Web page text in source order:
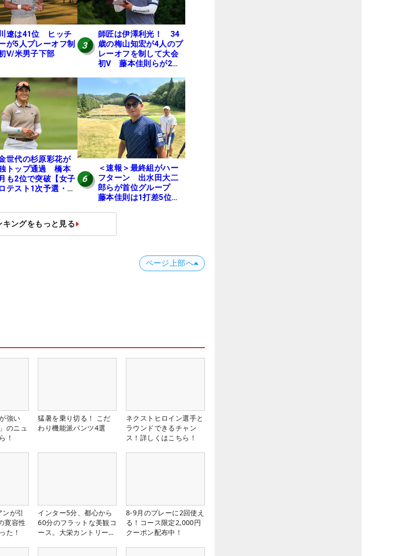
遼は41位 ヒッチ
が5人プレーオフ制
V/米男子下部
3
師匠は伊澤利光！ 34
歳の梅山知宏が4人のプ
レーオフを制して大会
初V 藤本佳則らが2位
OPEN】
世代の杉原彩花が
トップ通過 橋本
も2位で突破【女子
テスト1次予選・E
6
＜速報＞最終組がハー
フターン 出水田大二
郎らが首位グループ
藤本佳則は1打差5位
キングをもっと見る
ページ上部へ
強い
のニュ
！
猛暑を乗り切る！ こだ
わり機能派パンツ4選
ネクストヒロイン選手と
ラウンドできるチャン
ス！詳しくはこちら！
ンが引
寛容性
た！
インター5分、都心から
60分のフラットな美観コ
ース。大栄カントリー俱
8-9月のプレーに2回使え
る！コース限定2,000円
クーポン配布中！